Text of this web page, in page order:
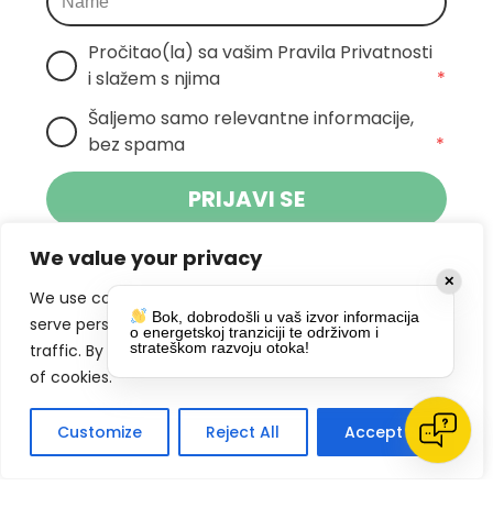
We value your privacy
We use cookies to enhance your browsing experience,
serve personalized ads or content, and analyze our
traffic. By clicking "Accept All", you consent to our use
of cookies.
Customize Reject All Accept All
Pročitao(la) sa vašim Pravila Privatnosti
i slažem s njima
*
Šaljemo samo relevantne informacije,
bez spama
*
PRIJAVI SE
Klikom na gumb dajete suglasnost za
primanje novosti Pokreta Otoka te se
slažete spolitikom privatnosti.
DRUŠTVENE MREŽE
✕
Bok, dobrodošli u vaš izvor informacija
o energetskoj tranziciji te održivom i
strateškom razvoju otoka!